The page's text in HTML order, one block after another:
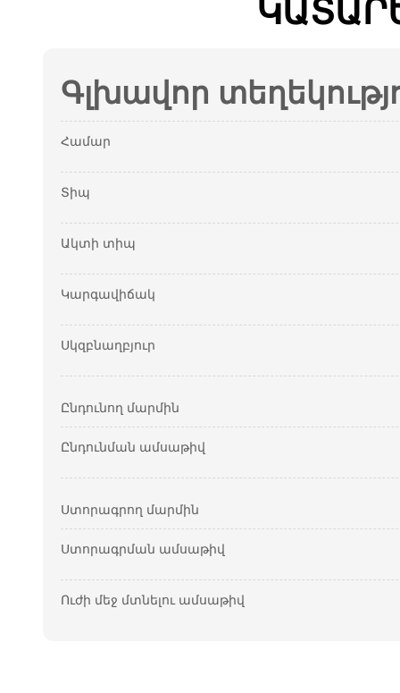
Գլխավոր
Համար
Տիպ
Ակտի տիպ
Կարգավիճակ
Սկզբնաղբյուր
Ընդունող մարմին
Ընդունման ամսաթիվ
Ստորագրող մարմին
Ստորագրման ամսաթիվ
Ուժի մեջ մտնելու ամսաթիվ